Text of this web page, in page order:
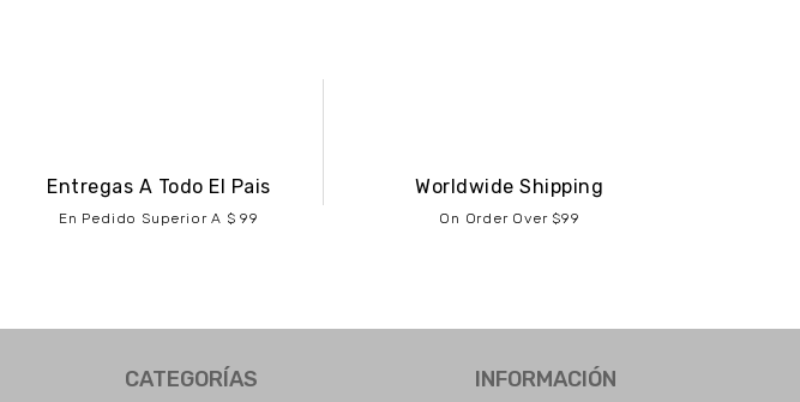
Entregas A Todo El Pais
En Pedido Superior A $ 99
Worldwide Shipping
On Order Over $99
CATEGORÍAS INFORMACIÓN